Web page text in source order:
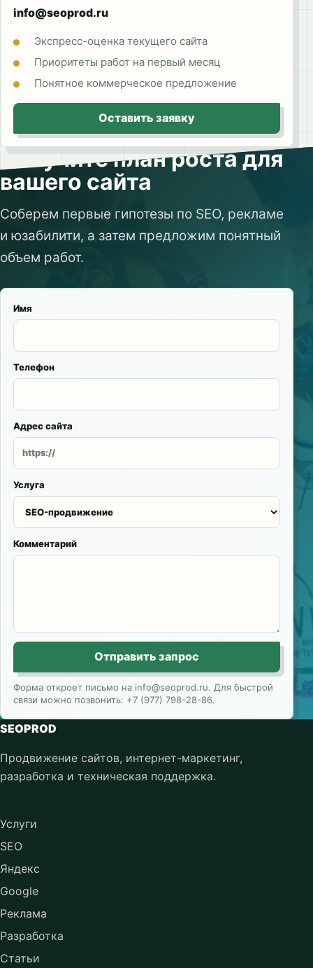
info@seoprod.ru
Экспресс-оценка текущего сайта
Приоритеты работ на первый месяц
Понятное коммерческое предложение
Оставить заявку
Получите план роста для
вашего сайта
Соберем первые гипотезы по SEO, рекламе
и юзабилити, а затем предложим понятный
объем работ.
Имя
Телефон
Адрес сайта
Услуга
Комментарий
Отправить запрос
Форма откроет письмо на info@seoprod.ru. Для быстрой
связи можно позвонить: +7 (977) 798-28-86.
SEOPROD
Продвижение сайтов, интернет-маркетинг,
разработка и техническая поддержка.
Услуги
SEO
Яндекс
Google
Реклама
Разработка
Статьи